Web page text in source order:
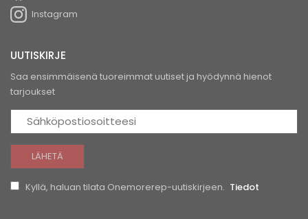
Instagram
UUTISKIRJE
Saa ensimmäisenä tuoreimmat uutiset ja hyödynnä hienot
tarjoukset
Kyllä, haluan tilata Onemorerep-uutiskirjeen. Tiedot